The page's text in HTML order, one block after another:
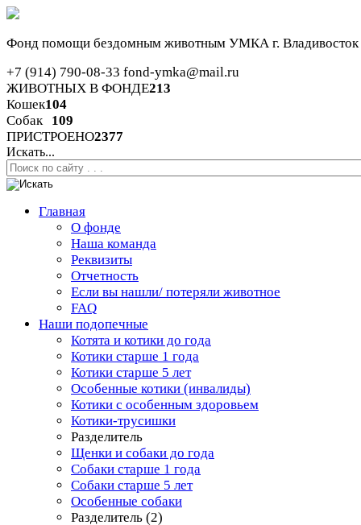
Фонд помощи бездомным животным УМКА г. Владивосток
+7 (914) 790-08-33 fond-ymka@mail.ru
ЖИВОТНЫХ В ФОНДЕ213
Кошек104
Собак
109
ПРИСТРОЕНО2377
Искать...
Главная
О фонде
Наша команда
Реквизиты
Отчетность
Если вы нашли/ потеряли животное
FAQ
Наши подопечные
Котята и котики до года
Котики старше 1 года
Котики старше 5 лет
Особенные котики (инвалиды)
Котики с особенным здоровьем
Котики-трусишки
Разделитель
Щенки и собаки до года
Собаки старше 1 года
Собаки старше 5 лет
Особенные собаки
Разделитель (2)